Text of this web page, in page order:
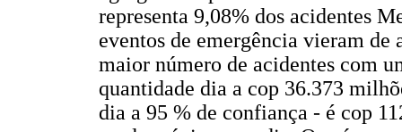
representa 9,08% dos acidentes
eventos de emergência vieram
maior número de acidentes com
quantidade dia a cop 36.373
dia a 95 % de confiança - é cop